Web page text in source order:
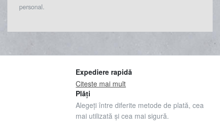
personal.
Expediere rapidă
Citeste mai mult
Plăți
Alegeți între diferite metode de plată, cea
mai utilizată și cea mai sigură.